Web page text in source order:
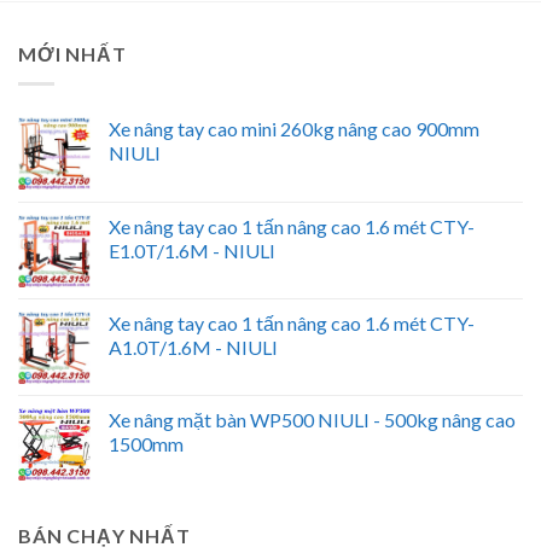
MỚI NHẤT
Xe nâng tay cao mini 260kg nâng cao 900mm
NIULI
Xe nâng tay cao 1 tấn nâng cao 1.6 mét CTY-
E1.0T/1.6M - NIULI
Xe nâng tay cao 1 tấn nâng cao 1.6 mét CTY-
A1.0T/1.6M - NIULI
Xe nâng mặt bàn WP500 NIULI - 500kg nâng cao
1500mm
BÁN CHẠY NHẤT